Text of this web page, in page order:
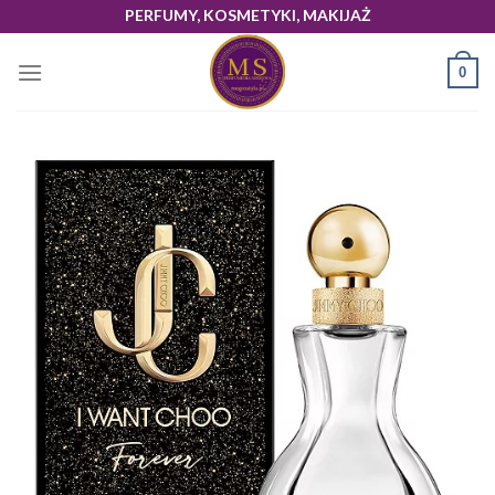
to
content
PERFUMY, KOSMETYKI, MAKIJAŻ
0